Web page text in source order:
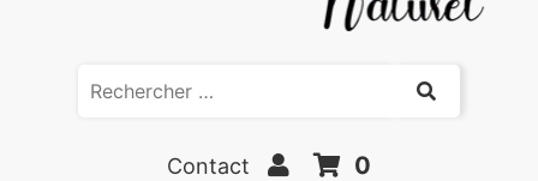
Contact 0